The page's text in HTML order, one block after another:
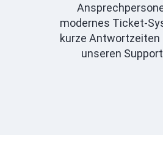
modernes Ticket-
kurze Antwortzeiten
unseren